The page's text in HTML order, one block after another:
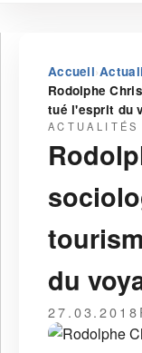
Accueil›
Rodolphe
tué l'esprit du
ACTUALITÉS
du
27.03.2018